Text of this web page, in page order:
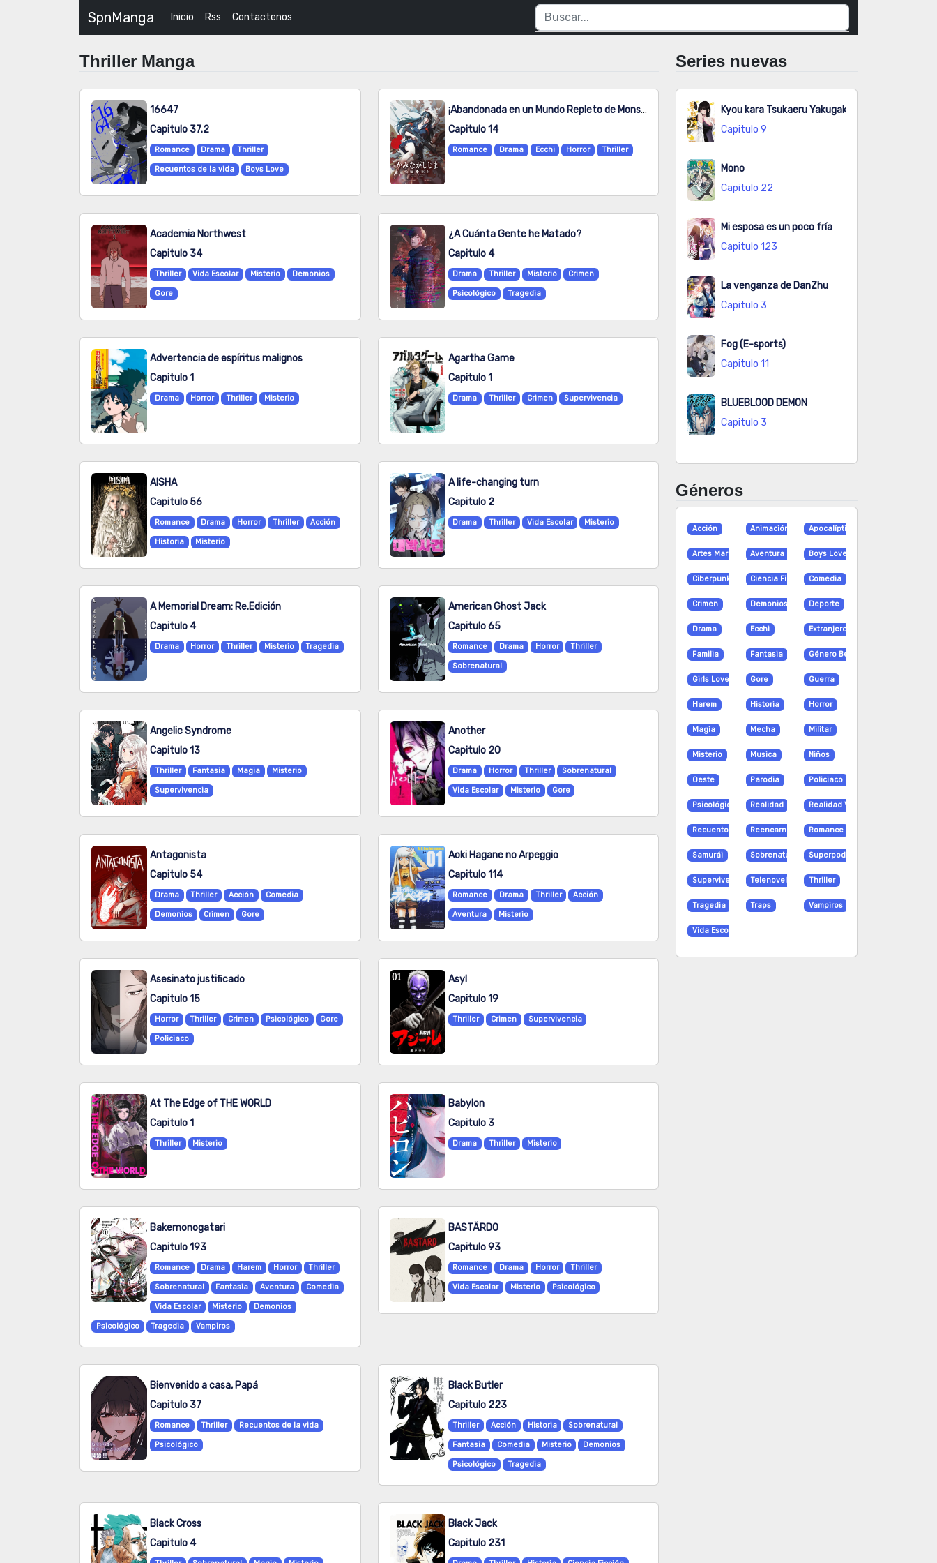
SpnManga Inicio Rss Contactenos
Thriller Manga
16647
Capitulo 37.2
Romance Drama Thriller
Recuentos de la vida Boys Love
¡Abandonada en un Mundo Repleto de Monstruos!
Capitulo 14
Romance Drama Ecchi Horror Thriller
Academia Northwest
Capitulo 34
Thriller Vida Escolar Misterio Demonios
Gore
¿A Cuánta Gente he Matado?
Capitulo 4
Drama Thriller Misterio Crimen
Psicológico Tragedia
Advertencia de espíritus malignos
Capitulo 1
Drama Horror Thriller Misterio
Agartha Game
Capitulo 1
Drama Thriller Crimen Supervivencia
AISHA
Capitulo 56
Romance Drama Horror Thriller Acción
Historia Misterio
A life-changing turn
Capitulo 2
Drama Thriller Vida Escolar Misterio
A Memorial Dream: Re.Edición
Capitulo 4
Drama Horror Thriller Misterio Tragedia
American Ghost Jack
Capitulo 65
Romance Drama Horror Thriller
Sobrenatural
Angelic Syndrome
Capitulo 13
Thriller Fantasia Magia Misterio
Supervivencia
Another
Capitulo 20
Drama Horror Thriller Sobrenatural
Vida Escolar Misterio Gore
Antagonista
Capitulo 54
Drama Thriller Acción Comedia
Demonios Crimen Gore
Aoki Hagane no Arpeggio
Capitulo 114
Romance Drama Thriller Acción
Aventura Misterio
Asesinato justificado
Capitulo 15
Horror Thriller Crimen Psicológico Gore
Policiaco
Asyl
Capitulo 19
Thriller Crimen Supervivencia
At The Edge of THE WORLD
Capitulo 1
Thriller Misterio
Babylon
Capitulo 3
Drama Thriller Misterio
Bakemonogatari
Capitulo 193
Romance Drama Harem Horror Thriller
Sobrenatural Fantasia Aventura Comedia
Vida Escolar Misterio Demonios
Psicológico Tragedia Vampiros
BASTÄRDO
Capitulo 93
Romance Drama Horror Thriller
Vida Escolar Misterio Psicológico
Bienvenido a casa, Papá
Capitulo 37
Romance Thriller Recuentos de la vida
Psicológico
Black Butler
Capitulo 223
Thriller Acción Historia Sobrenatural
Fantasia Comedia Misterio Demonios
Psicológico Tragedia
Black Cross
Capitulo 4
Black Jack
Capitulo 231
Series nuevas
Kyou kara Tsukaeru Yakugakuteki Osewa
Capitulo 9
Mono
Capitulo 22
Mi esposa es un poco fría
Capitulo 123
La venganza de DanZhu
Capitulo 3
Fog (E-sports)
Capitulo 11
BLUEBLOOD DEMON
Capitulo 3
Géneros
Acción Animación Apocalíptico
Artes Marciales Aventura Boys Love
Ciberpunk Ciencia Ficción Comedia
Crimen Demonios Deporte
Drama Ecchi Extranjero
Familia Fantasia Género Bender
Girls Love Gore Guerra
Harem Historia Horror
Magia Mecha Militar
Misterio Musica Niños
Oeste Parodia Policiaco
Psicológico Realidad Realidad Virtual
Recuentos de la vidaReencarnación Romance
Samurái Sobrenatural Superpoderes
Supervivencia Telenovela Thriller
Tragedia Traps Vampiros
Vida Escolar